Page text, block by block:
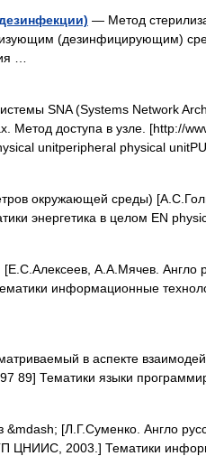
— Метод
(дезинфицирующим)
…
SNA (Systems Network
доступа в узле. [http://
unitperipheral physical
окружающей среды)
энергетика в целом EN
А.А.Мячев. Англо
информационные
в аспекте
89] Тематики языки
[Л.Г.Суменко. Англо
ЦНИИС, 2003.] Тематики